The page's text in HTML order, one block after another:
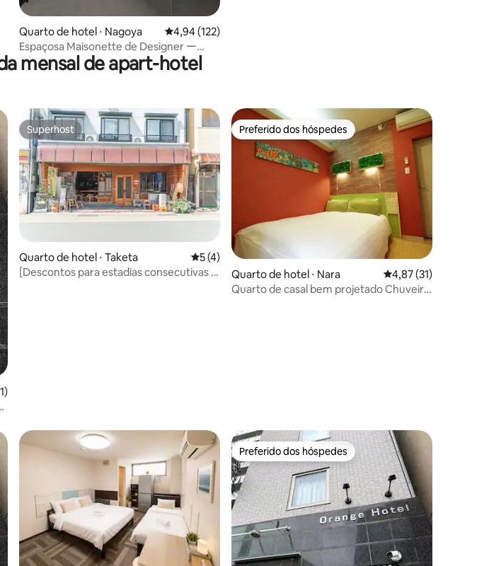
Quarto de hotel ⋅ Nagoya 4,94 de uma avaliação média de 5, 122 avaliações
4,94 (122)
Espaçosa Maisonette de Designer ー
Sinta-se em casa ー R101
mensal de apart-hotel
avaliação média de 5, 231 avaliações
Superhost
Superhost
Quarto de hotel ⋅ Taketa 5 de uma avaliação média de 5, 4 avaliações
5 (4)
[Descontos para estadias consecutivas e
Preferido dos hóspedes
Preferido dos hóspedes
Quarto de hotel ⋅ Nara 4,87 de uma
4,87 (31)
Quarto de casal bem projetado Chuveiro
Preferido dos hóspedes
Preferido dos hóspedes